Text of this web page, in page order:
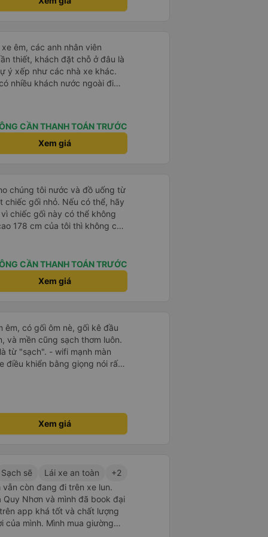
ơn từ tận đáy lòng.. 79-
Chuyện gì xảy ra với
và tôi đang nói về nó. ạn
nghĩ tài xế đã giúp tôi vì nhìn
nghĩ rằng sẽ rất nguy hiểm
các bạn rất nhiều.
&tài xế thì mình chắc chắn ăn
trải nghiệm) để khi bẩn thì
da thì rất mau hôi và ko vệ
nằm chung mồ hôi với
cái mền mỏng để lót nằm.
lộ bình an Hẹn gặp lại
êm, các anh nhân viên
thiết, khách đặt chỗ ở đâu là
ý xếp như các nhà xe khác.
nhiều khách nước ngoài đi
CẦN THANH TOÁN TRƯỚC
Xem giá
chúng tôi nước và đồ uống từ
chiếc gối nhỏ. Nếu có thể, hãy
chiếc gối này có thể không
178 cm của tôi thì không có
chọn khởi hành từ văn phòng
tôi được đón bằng một
một chiếc xe buýt lớn mà
giờ, chúng tôi đến nơi sớm
định
CẦN THANH TOÁN TRƯỚC
Xem giá
êm, có gối ôm nè, gối kê đầu
và mền cũng sạch thơm luôn.
từ "sạch". - wifi mạnh màn
điều khiển bằng giọng nói rất
đc cài sẵn. đáng giá tiền
đến và đi đều đúng giờ, bên
báo chuyến xe rất là chi tiết
nộ hay to tiếng khó chịu khi
đi thăm cô Út Tăng đảo
Xem giá
Sạch sẽ Lái xe an toàn
+2
còn đang đi trên xe lun.
Nhơn và mình đã book đại
app khá tốt và chất lượng
của mình. Mình mua giường